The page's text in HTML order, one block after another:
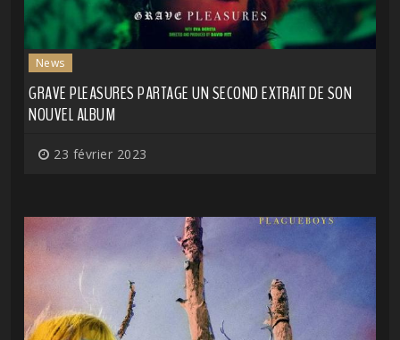
News
GRAVE PLEASURES PARTAGE UN SECOND EXTRAIT DE SON
NOUVEL ALBUM
23 février 2023